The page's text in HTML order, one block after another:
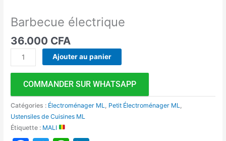
Barbecue électrique
36.000 CFA
Ajouter au panier
COMMANDER SUR WHATSAPP
Catégories : Électroménager ML Petit Électroménager ML
Ustensiles de Cuisines ML
Étiquette : MALI